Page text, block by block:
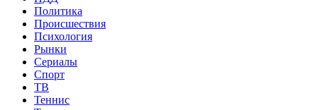
Политика
Происшествия
Психология
Рынки
Сериалы
Спорт
ТВ
Теннис